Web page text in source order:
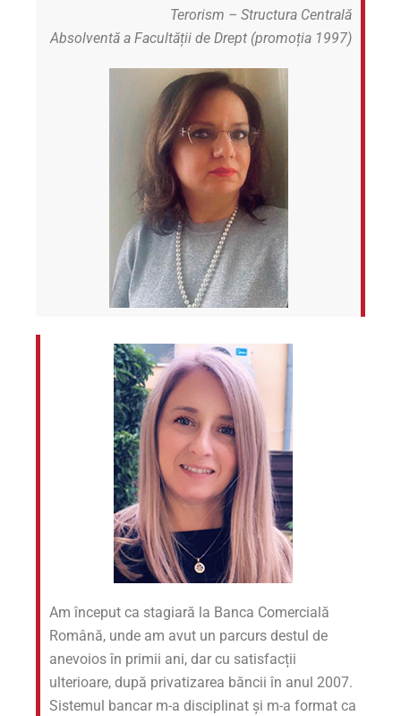
Terorism – Structura Centrală
Absolventă a Facultății de Drept (promoția 1997)
Am început ca stagiară la Banca Comercială
Română, unde am avut un parcurs destul de
anevoios în primii ani, dar cu satisfacții
ulterioare, după privatizarea băncii în anul 2007.
Sistemul bancar m-a disciplinat și m-a format ca